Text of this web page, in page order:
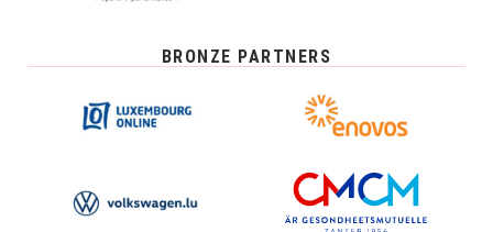
BRONZE PARTNERS